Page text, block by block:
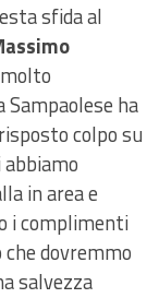
sfida al
ha
colpo su
in area e
i complimenti
dovremmo
salvezza